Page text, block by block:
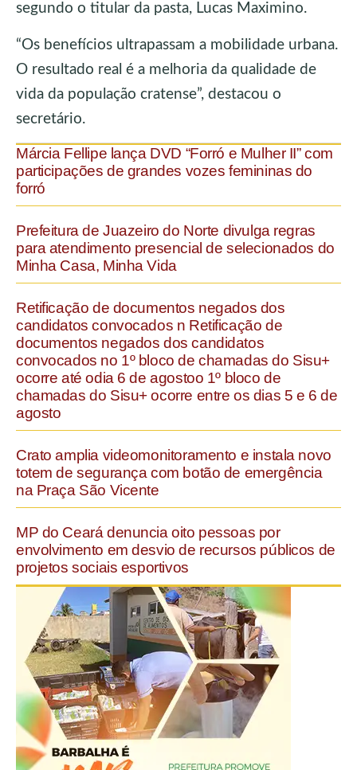
segundo o titular da pasta, Lucas Maximino.
“Os benefícios ultrapassam a mobilidade urbana.
O resultado real é a melhoria da qualidade de
vida da população cratense”, destacou o
secretário.
Márcia Fellipe lança DVD “Forró e Mulher II” com
participações de grandes vozes femininas do
forró
Prefeitura de Juazeiro do Norte divulga regras
para atendimento presencial de selecionados do
Minha Casa, Minha Vida
Retificação de documentos negados dos
candidatos convocados n Retificação de
documentos negados dos candidatos
convocados no 1º bloco de chamadas do Sisu+
ocorre até odia 6 de agostoo 1º bloco de
chamadas do Sisu+ ocorre entre os dias 5 e 6 de
agosto
Crato amplia videomonitoramento e instala novo
totem de segurança com botão de emergência
na Praça São Vicente
MP do Ceará denuncia oito pessoas por
envolvimento em desvio de recursos públicos de
projetos sociais esportivos